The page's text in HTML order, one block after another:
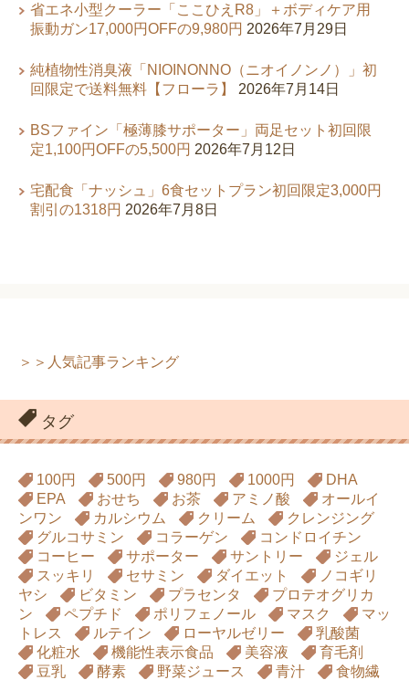
省エネ小型クーラー「ここひえR8」＋ボディケア用
振動ガン17,000円OFFの9,980円 2026年7月29日
純植物性消臭液「NIOINONNO（ニオイノンノ）」初
回限定で送料無料【フローラ】
2026年7月14日
BSファイン「極薄膝サポーター」両足セット初回限
定1,100円OFFの5,500円 2026年7月12日
宅配食「ナッシュ」6食セットプラン初回限定3,000円
割引の1318円 2026年7月8日
＞＞人気記事ランキング
タグ
100円 500円 980円 1000円
DHA
EPA
おせち お茶 アミノ酸
オールイ
ンワン
カルシウム クリーム
クレンジング
グルコサミン
コラーゲン
コンドロイチン
コーヒー
サポーター サントリー
ジェル
スッキリ
セサミン ダイエット
ノコギリ
ヤシ
ビタミン プラセンタ
プロテオグリカ
ン
ペプチド ポリフェノール マスク
マッ
トレス
ルテイン ローヤルゼリー
乳酸菌
化粧水
機能性表示食品 美容液
育毛剤
豆乳
酵素 野菜ジュース 青汁
食物繊